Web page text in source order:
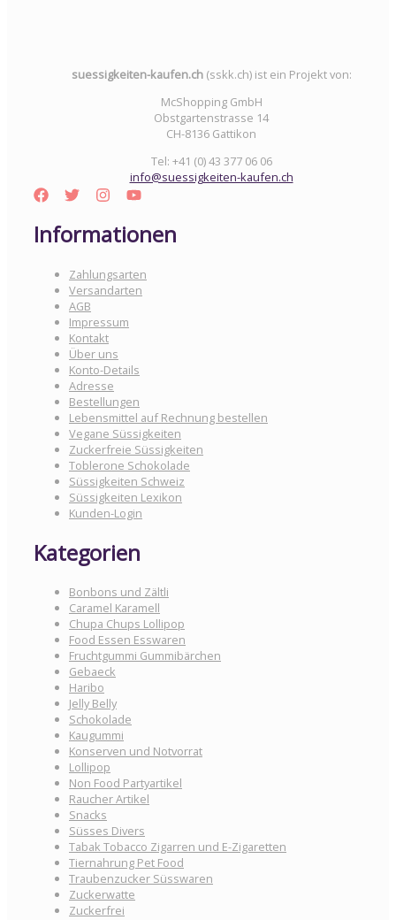
suessigkeiten-kaufen.ch(sskk.ch) ist ein Projekt von:
McShopping GmbH
Obstgartenstrasse 14
CH-8136 Gattikon
Tel: +41 (0) 43 377 06 06
info@suessigkeiten-kaufen.ch
Informationen
Zahlungsarten
Versandarten
AGB
Impressum
Kontakt
Über uns
Konto-Details
Adresse
Bestellungen
Lebensmittel auf Rechnung bestellen
Vegane Süssigkeiten
Zuckerfreie Süssigkeiten
Toblerone Schokolade
Süssigkeiten Schweiz
Süssigkeiten Lexikon
Kunden-Login
Kategorien
Bonbons und Zältli
Caramel Karamell
Chupa Chups Lollipop
Food Essen Esswaren
Fruchtgummi Gummibärchen
Gebaeck
Haribo
Jelly Belly
Schokolade
Kaugummi
Konserven und Notvorrat
Lollipop
Non Food Partyartikel
Raucher Artikel
Snacks
Süsses Divers
Tabak Tobacco Zigarren und E-Zigaretten
Tiernahrung Pet Food
Traubenzucker Süsswaren
Zuckerwatte
Zuckerfrei